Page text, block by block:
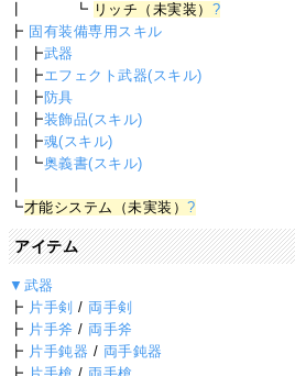
┃ ┗ リッチ（未実装） ?
┣ 固有装備専用スキル
┃ ┣武器
┃ ┣エフェクト武器(スキル)
┃ ┣防具
┃ ┣装飾品(スキル)
┃ ┣魂(スキル)
┃ ┗奥義書(スキル)
┗才能システム（未実装）?
アイテム
▼武器
┣ 片手剣 / 両手剣
┣ 片手斧 / 両手斧
┣ 片手鈍器 / 両手鈍器